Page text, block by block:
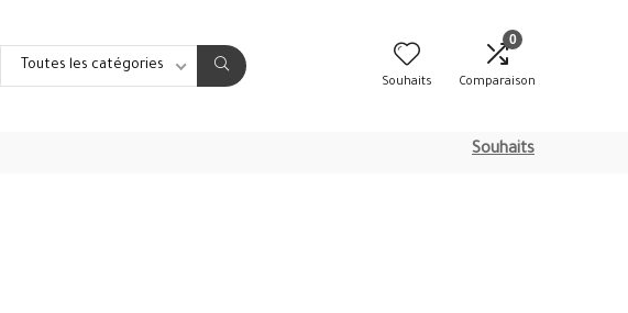
Toutes les catégories
Souhaits
0
Comparaison
Souhaits